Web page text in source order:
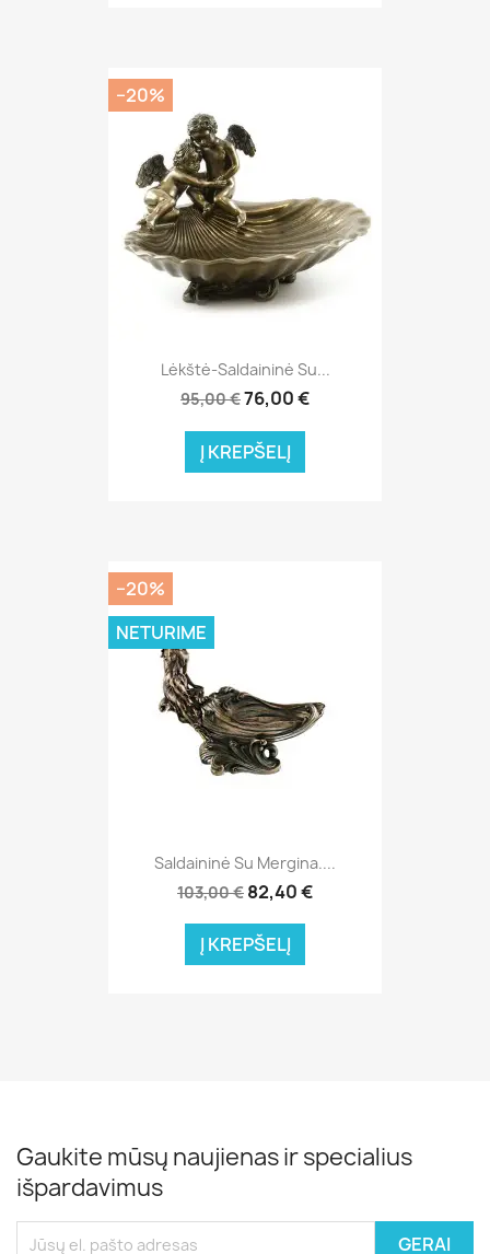
Lėkštė-Saldaininė Su...
95,00 €76,00 €
Į KREPŠELĮ
−20%
Saldaininė Su Mergina....
103,00 € 82,40 €
Į KREPŠELĮ
−20%
NETURIME
Gaukite mūsų naujienas ir specialius
išpardavimus